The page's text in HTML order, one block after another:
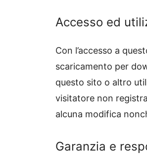
Accesso ed
Con l’accesso a
scaricamento per
questo sito o altro
visitatore non
alcuna modifica
Garanzia e